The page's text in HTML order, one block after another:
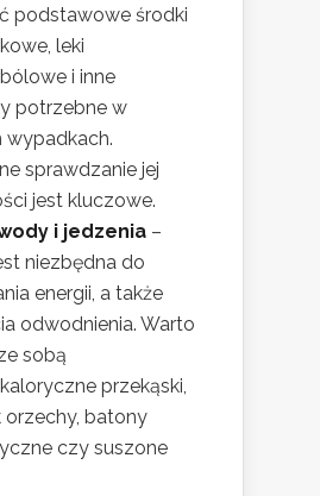
podstawowe środki
leki
i inne
potrzebne w
wypadkach.
sprawdzanie jej
jest kluczowe.
i jedzenia –
niezbędna do
energii, a także
odwodnienia. Warto
sobą
przekąski,
orzechy, batony
czy suszone